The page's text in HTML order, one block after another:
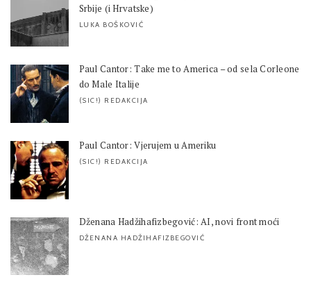
Srbije (i Hrvatske)
LUKA BOŠKOVIĆ
Paul Cantor: Take me to America – od sela Corleone
do Male Italije
(SIC!) REDAKCIJA
Paul Cantor: Vjerujem u Ameriku
(SIC!) REDAKCIJA
Dženana Hadžihafizbegović: AI, novi front moći
DŽENANA HADŽIHAFIZBEGOVIĆ